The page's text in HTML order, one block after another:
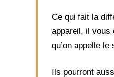
Ce qui fait la
appareil, il vous
qu’on appelle
Ils pourront